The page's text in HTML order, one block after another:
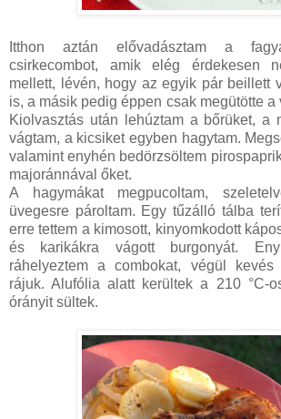
Itthon aztán elővadásztam a
csirkecombot, amik elég érdekesen
mellett, lévén, hogy az egyik pár beillett
is, a másik pedig éppen csak megütötte a
Kiolvasztás után lehúztam a bőrüket, a
vágtam, a kicsiket egyben hagytam.
valamint enyhén bedörzsöltem
majoránnával őket.
A hagymákat megpucoltam,
üvegesre pároltam. Egy tűzálló tálba
erre tettem a kimosott, kinyomkodott
és karikákra vágott burgonyát.
ráhelyeztem a combokat, végül kevés
rájuk. Alufólia alatt kerültek a 210 °C-
órányit sültek.